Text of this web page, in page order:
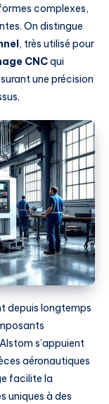
complexes,
On distingue
, très utilisé pour
CNCqui
une précision
depuis longtemps
s’appuient
aéronautiques
facilite la
uniques à des